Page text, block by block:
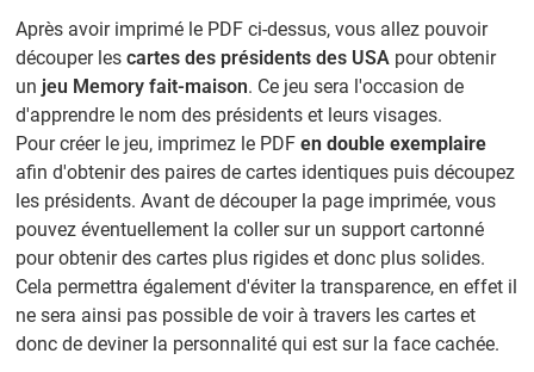
Après avoir imprimé le PDF ci-dessus, vous allez pouvoir
découper lescartes des présidents des USA pour obtenir
un jeu Memory fait-maison. Ce jeu sera l'occasion de
d'apprendre le nom des présidents et leurs visages.
Pour créer le jeu, imprimez le PDFen double exemplaire
afin d'obtenir des paires de cartes identiques puis découpez
les présidents. Avant de découper la page imprimée, vous
pouvez éventuellement la coller sur un support cartonné
pour obtenir des cartes plus rigides et donc plus solides.
Cela permettra également d'éviter la transparence, en effet il
ne sera ainsi pas possible de voir à travers les cartes et
donc de deviner la personnalité qui est sur la face cachée.